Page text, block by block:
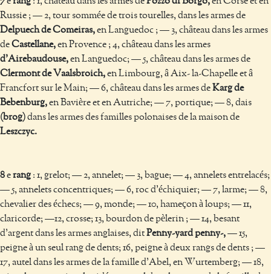
Russie ; — 2, tour sommée de trois tourelles, dans les armes de
Delpuech de Comeiras,en Languedoc ; — 3, château dans les armes
deCastellane,en Provence ; 4, château dans les armes
d'Airebaudouse,en Languedoc; — 5, château dans les armes de
Clermont de Vaalsbroich,en Limbourg, â Aix- la-Chapelle et â
Francfort sur le Main; — 6, château dans les armes deKarg de
Bebenburg,en Bavière et en Autriche; — 7, portique; — 8, dais
(brog)dans les armes des familles polonaises de la maison de
Leszczyc.
8erang : 1, grelot; — 2, annelet; — 3, bague; — 4, annelets entrelacés;
— 5, annelets concentriques; — 6, roc d’échiquier; — 7, larme; — 8,
chevalier des échecs; — 9, monde; — 10, hameçon à loups; — 11,
claricorde; —12, crosse; 13, bourdon de pèlerin ; — 14, besant
d’argent dans les armes anglaises, ditPenny-yard penny-,— 15,
peigne à un seul rang de dents; 16, peigne à deux rangs de dents ; —
17, autel dans les armes de la famille d’Abel, en Wurtemberg; — 18,